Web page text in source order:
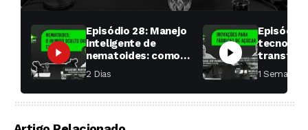
Episódio 28: Manejo
inteligente de
nematoides: como
aumentar a
produtividade das
soqueiras?
2 Dias ⁮
Episódio
fábricas
1 Semana ⁮